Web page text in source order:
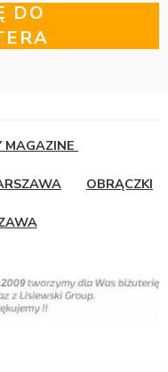
DO
MAGAZINE
OBRĄCZKI